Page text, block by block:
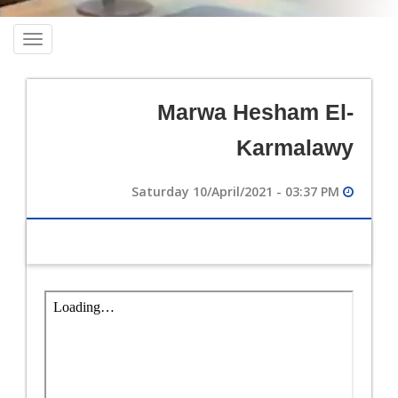
Marwa Hesham El-
Karmalawy